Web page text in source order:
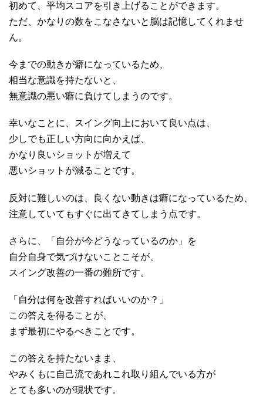
初めて、平均スコアを引き上げることができます。
ただ、かなりの数をこなさないと脳は記憶してくれませ
ん。
今までの動きが癖になっているため、
相当な意識を持たないと、
無意識の悪い癖に負けてしまうのです。
幸いなことに、スイング向上において良い点は、
少しでも正しい方向に向かえば、
かなり良いショットが増えて
悪いショットが減ることです。
反対に難しいのは、良くない動きは癖になっているため、
注意していてもすぐに出てきてしまう点です。
さらに、「自分が今どうなっているのか」を
自分自身で気づけないことこそが、
スイング改善の一番の難所です。
「自分は何を改善すればいいのか？」
この答えを得ることが、
まず最初にやるべきことです。
この答えを持たないまま、
やみくもに自己流であれこれ取り組んでいる方が
とても多いのが現状です。